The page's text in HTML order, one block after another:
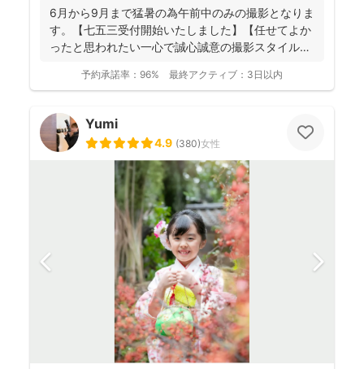
6月から9月まで猛暑の為午前中のみの撮影となりま
す。【七五三受付開始いたしました】【任せてよか
ったと思われたい一心で誠心誠意の撮影スタイル】
予約承諾率： 96% 最終アクティブ： 3日以内
Yumi
4.9 (380)女性